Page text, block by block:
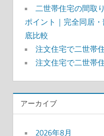
二世帯住宅の間取
ポイント｜完全同居
底比較
注文住宅で二世帯
注文住宅で二世帯
アーカイブ
2026年8月